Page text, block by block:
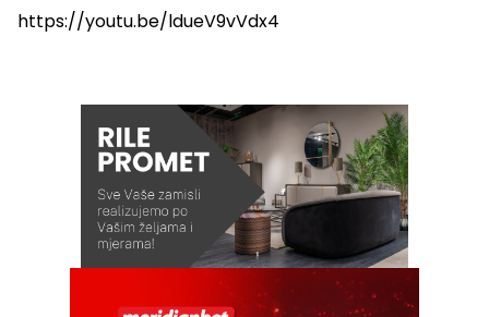
https://youtu.be/ldueV9vVdx4